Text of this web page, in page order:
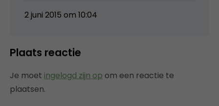
2 juni 2015 om 10:04
Plaats reactie
Je moet ingelogd zijn op om een reactie te
plaatsen.